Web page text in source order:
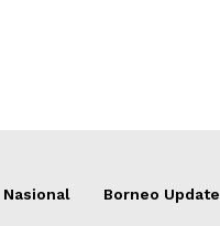
Nasional Borneo Update